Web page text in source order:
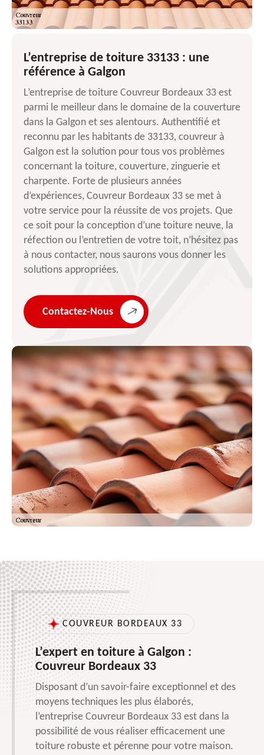
L’entreprise de toiture 33133 : une
référence à Galgon
L’entreprise de toiture Couvreur Bordeaux 33 est
parmi le meilleur dans le domaine de la couverture
dans la Galgon et ses alentours. Authentifié et
reconnu par les habitants de 33133, couvreur à
Galgon est la solution pour tous vos problèmes
concernant la toiture, couverture, zinguerie et
charpente. Forte de plusieurs années
d’expériences, Couvreur Bordeaux 33 se met à
votre service pour la réussite de vos projets. Que
ce soit pour la conception d’une toiture neuve, la
réfection ou l’entretien de votre toit, n’hésitez pas
à nous contacter, nous saurons vous donner les
solutions appropriées.
Contactez-Nous
COUVREUR BORDEAUX 33
L’expert en toiture à Galgon :
Couvreur Bordeaux 33
Disposant d’un savoir-faire exceptionnel et des
moyens techniques les plus élaborés,
l’entreprise Couvreur Bordeaux 33 est dans la
possibilité de vous réaliser efficacement une
toiture robuste et pérenne pour votre maison.